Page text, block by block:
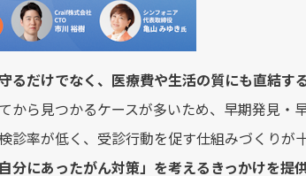
るだけでなく、医療費や生活の質にも直結す
から見つかるケースが多いため、早期発見・
診率が低く、受診行動を促す仕組みづくりが
自分にあったがん対策」を考えるきっかけを提